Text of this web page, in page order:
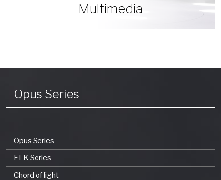
Multimedia
Opus Series
Opus Series
ELK Series
Chord of light